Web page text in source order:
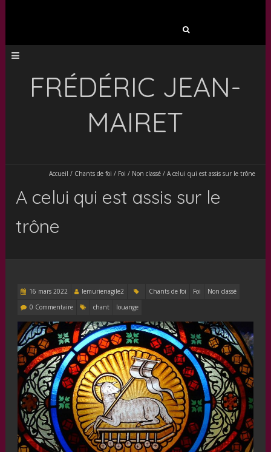
FRÉDÉRIC JEAN-
MAIRET
Accueil / Chants de foi / Foi / Non classé/ A celui qui est assis sur le trône
A celui qui est assis sur le
trône
16 mars 2022 lemurienagile2 Chants de foi Foi
Non classé
0 Commentaire
chant louange